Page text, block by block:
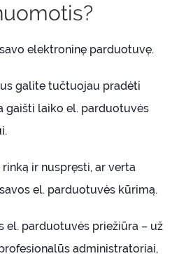
elektroninę parduotuvę.
galite tučtuojau pradėti
gaišti laiko el. parduotuvės
ir nuspręsti, ar verta
el. parduotuvės kūrimą.
el. parduotuvės priežiūra – už
administratoriai,